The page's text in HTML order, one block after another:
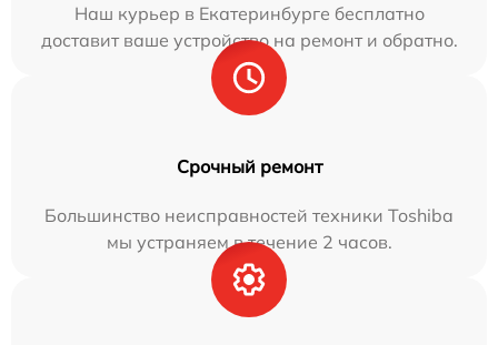
Наш курьер в Екатеринбурге бесплатно
доставит ваше устройство на ремонт и обратно.
Срочный ремонт
Большинство неисправностей техники Toshiba
мы устраняем в течение 2 часов.